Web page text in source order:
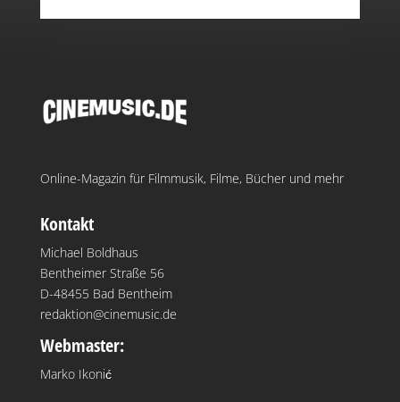
Online-Magazin für Filmmusik, Filme, Bücher und mehr
Kontakt
Michael Boldhaus
Bentheimer Straße 56
D-48455 Bad Bentheim
redaktion@cinemusic.de
Webmaster:
Marko Ikonić